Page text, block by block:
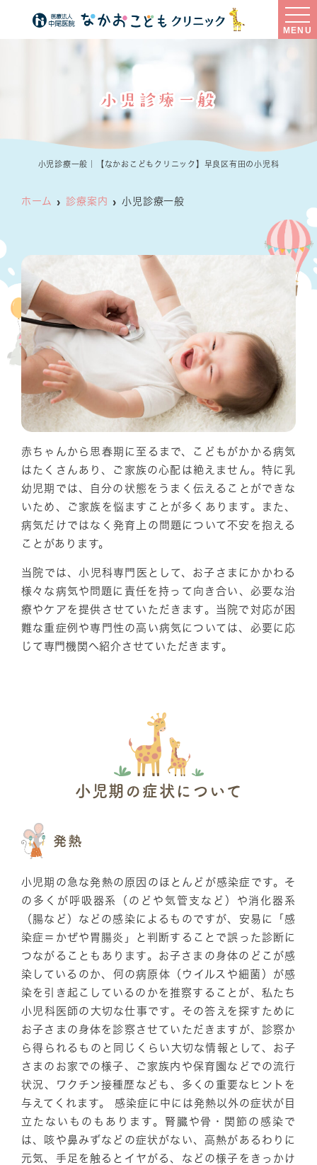
MENU
小児診療一般
小児診療一般｜【なかおこどもクリニック】早良区有田の小児科
ホーム 診療案内 小児診療一般
赤ちゃんから思春期に至るまで、こどもがかかる病気
はたくさんあり、ご家族の心配は絶えません。特に乳
幼児期では、自分の状態をうまく伝えることができな
いため、ご家族を悩ますことが多くあります。また、
病気だけではなく発育上の問題について不安を抱える
ことがあります。
当院では、小児科専門医として、お子さまにかかわる
様々な病気や問題に責任を持って向き合い、必要な治
療やケアを提供させていただきます。当院で対応が困
難な重症例や専門性の高い病気については、必要に応
じて専門機関へ紹介させていただきます。
小児期の症状について
発熱
小児期の急な発熱の原因のほとんどが感染症です。そ
の多くが呼吸器系（のどや気管支など）や消化器系
（腸など）などの感染によるものですが、安易に「感
染症＝かぜや胃腸炎」と判断することで誤った診断に
つながることもあります。お子さまの身体のどこが感
染しているのか、何の病原体（ウイルスや細菌）が感
染を引き起こしているのかを推察することが、私たち
小児科医師の大切な仕事です。その答えを探すために
お子さまの身体を診察させていただきますが、診察か
ら得られるものと同じくらい大切な情報として、お子
さまのお家での様子、ご家族内や保育園などでの流行
状況、ワクチン接種歴なども、多くの重要なヒントを
与えてくれます。 感染症に中には発熱以外の症状が目
立たないものもあります。腎臓や骨・関節の感染で
は、咳や鼻みずなどの症状がない、高熱があるわりに
元気、手足を触るとイヤがる、などの様子をきっかけ